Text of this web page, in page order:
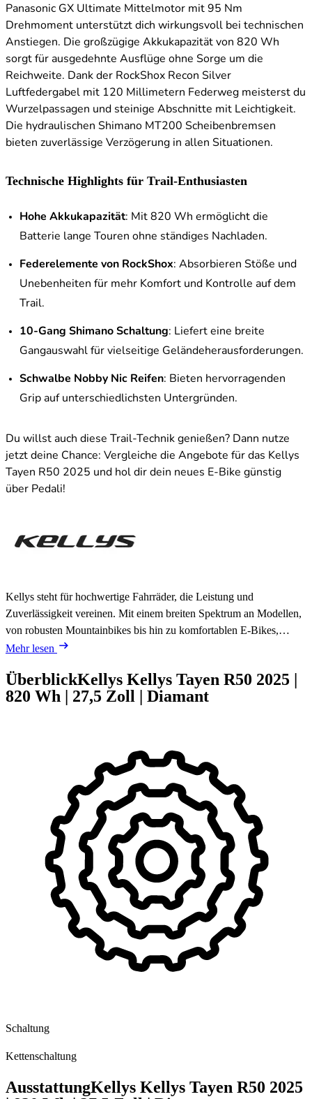
Panasonic GX Ultimate Mittelmotor mit 95 Nm
Drehmoment unterstützt dich wirkungsvoll bei technischen
Anstiegen. Die großzügige Akkukapazität von 820 Wh
sorgt für ausgedehnte Ausflüge ohne Sorge um die
Reichweite. Dank der RockShox Recon Silver
Luftfedergabel mit 120 Millimetern Federweg meisterst du
Wurzelpassagen und steinige Abschnitte mit Leichtigkeit.
Die hydraulischen Shimano MT200 Scheibenbremsen
bieten zuverlässige Verzögerung in allen Situationen.
Technische Highlights für Trail-Enthusiasten
Hohe Akkukapazität: Mit 820 Wh ermöglicht die
Batterie lange Touren ohne ständiges Nachladen.
Federelemente von RockShox: Absorbieren Stöße und
Unebenheiten für mehr Komfort und Kontrolle auf dem
Trail.
10-Gang Shimano Schaltung: Liefert eine breite
Gangauswahl für vielseitige Geländeherausforderungen.
Schwalbe Nobby Nic Reifen: Bieten hervorragenden
Grip auf unterschiedlichsten Untergründen.
Du willst auch diese Trail-Technik genießen? Dann nutze
jetzt deine Chance: Vergleiche die Angebote für das Kellys
Tayen R50 2025 und hol dir dein neues E-Bike günstig
über Pedali!
Kellys steht für hochwertige Fahrräder, die Leistung und
Zuverlässigkeit vereinen. Mit einem breiten Spektrum an Modellen,
von robusten Mountainbikes bis hin zu komfortablen E-Bikes,…
Mehr lesen
ÜberblickKellys Kellys Tayen R50 2025 |
820 Wh | 27,5 Zoll | Diamant
Schaltung
Kettenschaltung
AusstattungKellys Kellys Tayen R50 2025